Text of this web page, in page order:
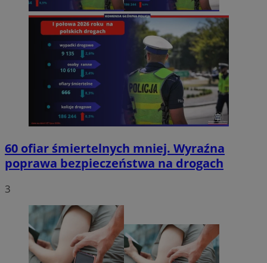
60 ofiar śmiertelnych mniej. Wyraźna
poprawa bezpieczeństwa na drogach
3